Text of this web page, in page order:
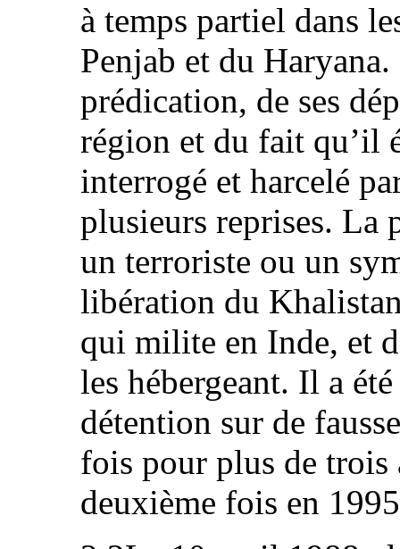
à temps partiel dans
Penjab et du
prédication, de ses
région et du fait qu’il
interrogé et harcelé
plusieurs reprises. La
un terroriste ou un
libération du
qui milite en Inde, et
les hébergeant. Il a
détention sur de
fois pour plus de trois
deuxième fois en